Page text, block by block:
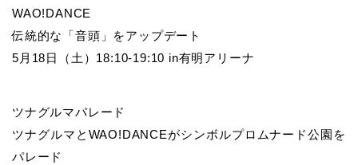
WAO!DANCE
伝統的な「音頭」をアップデート
5月18日（土）18:10-19:10 in有明アリーナ
ツナグルマパレード
ツナグルマとWAO!DANCEがシンボルプロムナード公園を
パレード